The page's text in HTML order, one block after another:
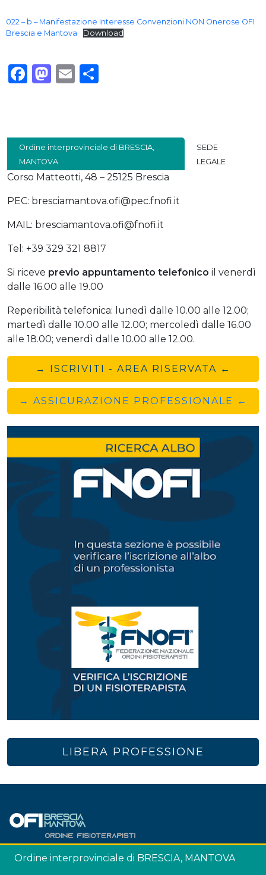
022 – b – Manifestazione Interesse Convenzioni NON Onerose OFI
Brescia e Mantova
Download
Facebook
Mastodon
Email
Ordine interprovinciale di BRESCIA,
MANTOVA
SEDE
LEGALE
Corso Matteotti, 48 – 25125 Brescia
PEC: bresciamantova.ofi@pec.fnofi.it
MAIL: bresciamantova.ofi@fnofi.it
Tel: +39 329 321 8817
Si riceve previo appuntamento telefonico il venerdì
dalle 16.00 alle 19.00
Reperibilità telefonica: lunedì dalle 10.00 alle 12.00;
martedì dalle 10.00 alle 12.00; mercoledì dalle 16.00
alle 18.00; venerdì dalle 10.00 alle 12.00.
→ ISCRIVITI - AREA RISERVATA ←
→ ASSICURAZIONE PROFESSIONALE ←
LIBERA PROFESSIONE
Ordine interprovinciale di BRESCIA, MANTOVA